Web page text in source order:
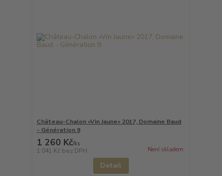
Château-Chalon «Vin Jaune» 2017, Domaine Baud
- Génération 9
1 260 Kč/ks
1 041 Kč bez DPH Není skladem
Detail